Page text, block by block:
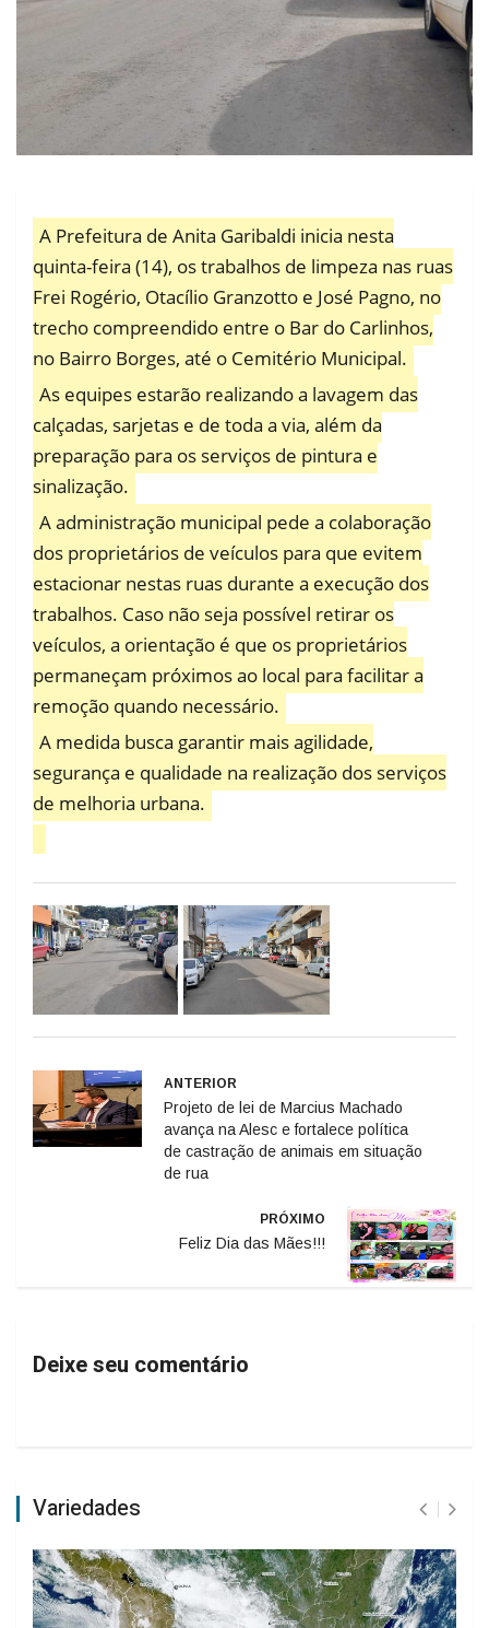
A Prefeitura de Anita Garibaldi inicia nesta
quinta-feira (14), os trabalhos de limpeza nas ruas
Frei Rogério, Otacílio Granzotto e José Pagno, no
trecho compreendido entre o Bar do Carlinhos,
no Bairro Borges, até o Cemitério Municipal.
As equipes estarão realizando a lavagem das
calçadas, sarjetas e de toda a via, além da
preparação para os serviços de pintura e
sinalização.
A administração municipal pede a colaboração
dos proprietários de veículos para que evitem
estacionar nestas ruas durante a execução dos
trabalhos. Caso não seja possível retirar os
veículos, a orientação é que os proprietários
permaneçam próximos ao local para facilitar a
remoção quando necessário.
A medida busca garantir mais agilidade,
segurança e qualidade na realização dos serviços
de melhoria urbana.
ANTERIOR
Projeto de lei de Marcius Machado
avança na Alesc e fortalece política
de castração de animais em situação
de rua
PRÓXIMO
Feliz Dia das Mães!!!
Deixe seu comentário
Variedades